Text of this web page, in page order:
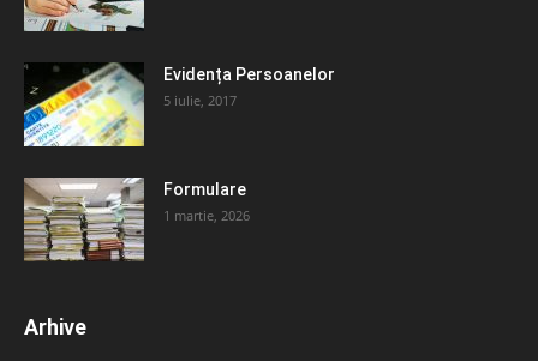
Evidența Persoanelor
5 iulie, 2017
Formulare
1 martie, 2026
Arhive